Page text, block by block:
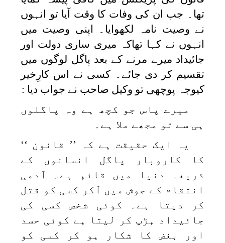
تھا۔ جب ان کی وفات کا وقت آیا تو انہوں
نے وصیت نامہ لکھوایا۔ اپنی وصیت میں
انہوں نے کہا تھاکہ میری ساری دولت اور
جائیداد میرے مرنے کے بعد پاگل لوگوں میں
تقسیم کر دی جائے۔ کسی نے اس کارِخیر
کیوجہ پوچھی تو وکیل صاحب نے جواب دیا :
میرے پاس جو کچھ ہے وہ پاگلوں
ہی سے تو مجھے ملا ہے۔
یہ ایک حقیقت ہے کہ ’’ قانون ‘‘
کا کاروبار پاگل انسانوں کے
ذریعہ دنیا میں قائم ہے۔ آدمی
انتقام کے جوش میں آکر کسی کو قتل
کر دیتا ہے۔ کوئی شخص کسی کی
جائیداد ہڑپ کر لیتا ہے کوئی حسد
اور بغض کا شکار ہو کر کسی کو